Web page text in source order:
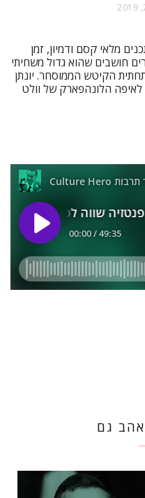
מלאי קסם ודמיון, זמן
חושבים שהוא גדול משחיתי
הקיטש הממוסחר. יונתן
לאיפה הלונהפארק של וולט
גם